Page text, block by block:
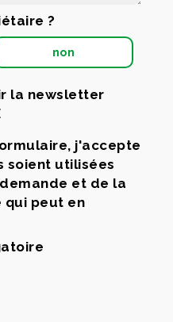
?
non
la newsletter
j'accepte
soient utilisées
et de la
qui peut en